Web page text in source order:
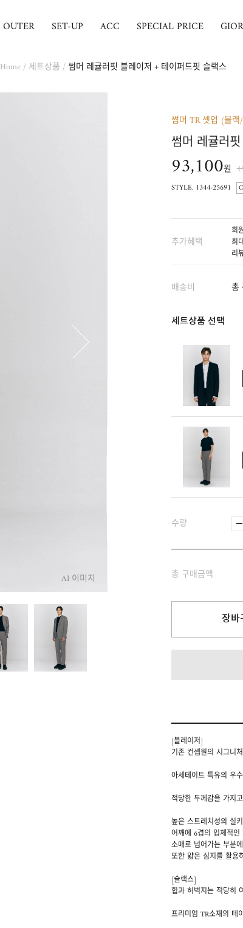
OUTER SET-UP ACC SPECIAL PRICE
Home / 세트상품 / 썸머 레귤러핏 블레이저 + 테이퍼드핏 슬랙스
AI 이미지
썸머 TR 셋업 (블
썸머 레귤러
93,100원
STYLE. 1344-25691
추가혜택
회
최
리
배송비 총
세트상품 선택
수량
총 구매금액
장
[블레이저]
기존 컨셉원의 시그니
아세테이트 특유의 우
적당한 두께감을 가지
높은 스트레치성의 실
어깨에 6겹의 입체적
소매로 넘어가는 부분
또한 얇은 심지를 활용
[슬랙스]
힙과 허벅지는 적당히
프리미엄 TR소재의 테